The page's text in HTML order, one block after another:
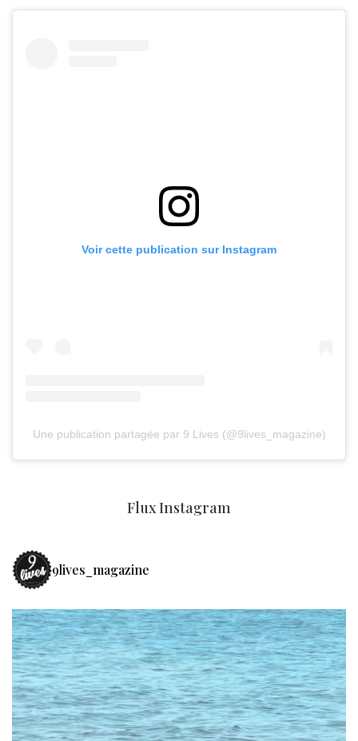
Voir cette publication sur Instagram
Une publication partagée par 9 Lives (@9lives_magazine)
Flux Instagram
9lives_magazine